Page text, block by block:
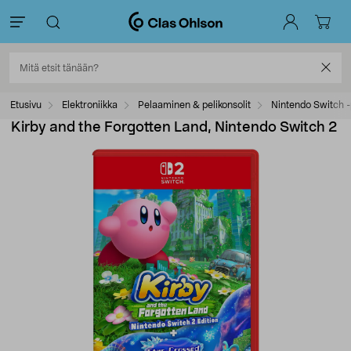
Etusivu Elektroniikka Pelaaminen & pelikonsolit Nintendo Switch
Kirby and the Forgotten Land, Nintendo Switch 2